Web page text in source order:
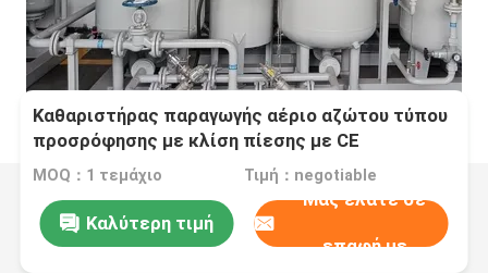
Καθαριστήρας παραγωγής αέριο αζώτου τύπου
προσρόφησης με κλίση πίεσης με CE
MOQ：1 τεμάχιο Τιμή：negotiable
Καλύτερη τιμή
Μας ελάτε σε
επαφή με